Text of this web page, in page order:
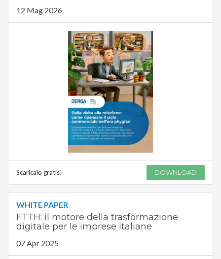
12 Mag 2026
Scaricalo gratis! DOWNLOAD
WHITE PAPER
FTTH: il motore della trasformazione
digitale per le imprese italiane
07 Apr 2025